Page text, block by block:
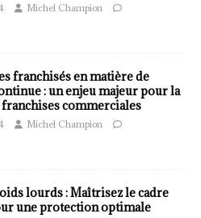
Michel Champion
franchisés en matière de
: un enjeu majeur pour la
commerciales
Michel Champion
lourds : Maîtrisez le cadre
une protection optimale